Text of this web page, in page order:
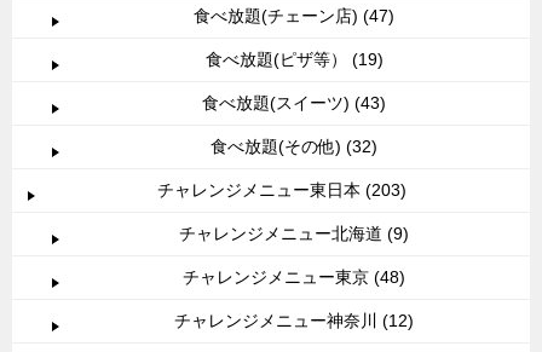
食べ放題(チェーン店) (47)
食べ放題(ピザ等） (19)
食べ放題(スイーツ) (43)
食べ放題(その他) (32)
チャレンジメニュー東日本 (203)
チャレンジメニュー北海道 (9)
チャレンジメニュー東京 (48)
チャレンジメニュー神奈川 (12)